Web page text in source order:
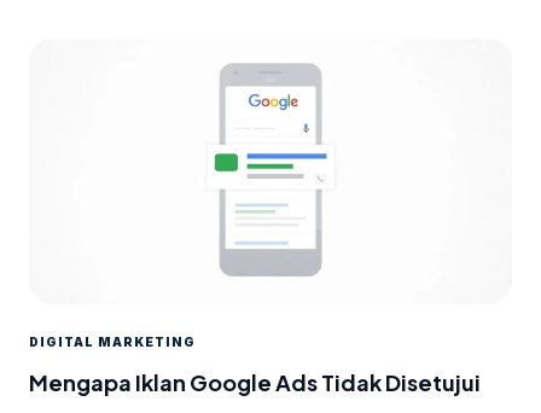
DIGITAL MARKETING
Mengapa Iklan Google Ads Tidak Disetujui